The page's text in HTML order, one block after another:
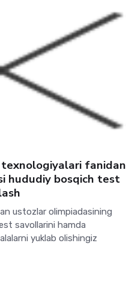
fanidan
hududiy bosqich test
ustozlar olimpiadasining
savollarini hamda
yuklab olishingiz